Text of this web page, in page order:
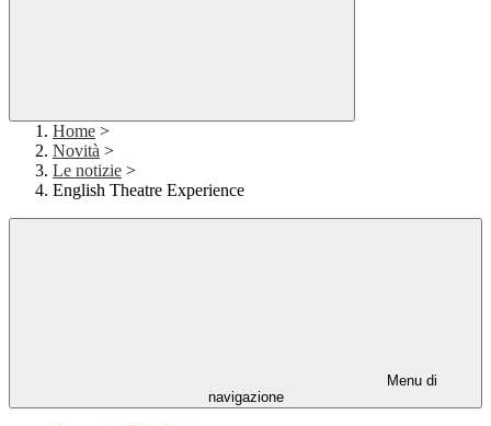
Home >
Novità >
Le notizie >
English Theatre Experience
Menu di
navigazione